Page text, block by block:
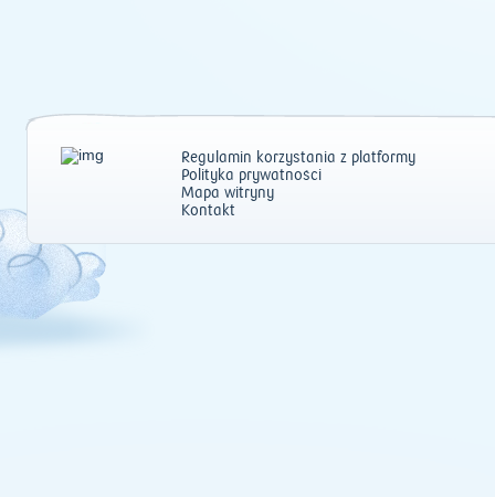
Regulamin korzystania z platformy
Polityka prywatności
Mapa witryny
Kontakt